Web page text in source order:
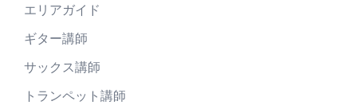
エリアガイド
ギター講師
サックス講師
トランペット講師